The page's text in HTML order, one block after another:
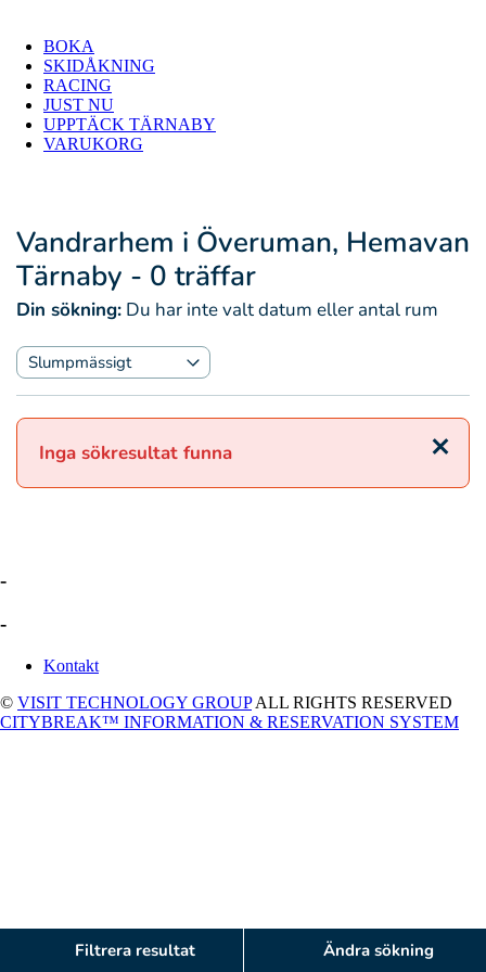
BOKA
SKIDÅKNING
RACING
JUST NU
UPPTÄCK TÄRNABY
VARUKORG
Vandrarhem i Överuman, Hemavan
Tärnaby - 0 träffar
Din sökning: Du har inte valt datum eller antal rum
Stäng
Inga sökresultat funna
Filtrera resultat Ändra sökning
-
-
Kontakt
© VISIT TECHNOLOGY GROUPALL RIGHTS RESERVED
CITYBREAK™ INFORMATION & RESERVATION SYSTEM